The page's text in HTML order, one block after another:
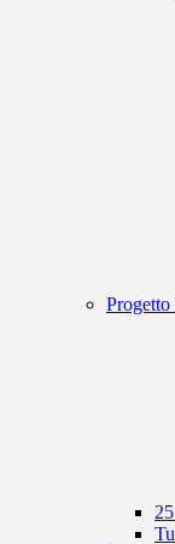
Progetto